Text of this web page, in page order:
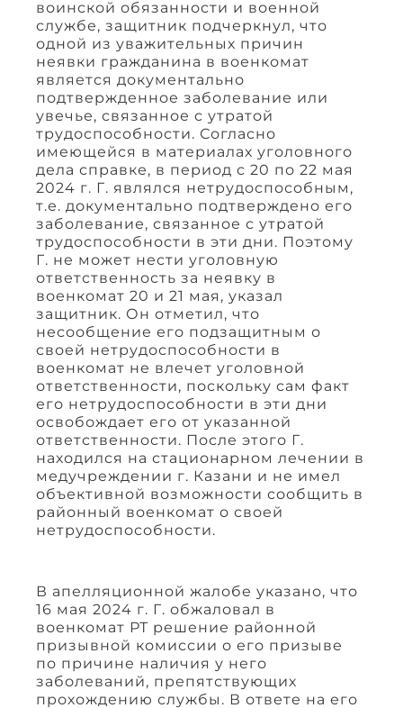
воинской обязанности и военной
службе, защитник подчеркнул, что
одной из уважительных причин
неявки гражданина в военкомат
является документально
подтвержденное заболевание или
увечье, связанное с утратой
трудоспособности. Согласно
имеющейся в материалах уголовного
дела справке, в период с 20 по 22 мая
2024 г. Г. являлся нетрудоспособным,
т.е. документально подтверждено его
заболевание, связанное с утратой
трудоспособности в эти дни. Поэтому
Г. не может нести уголовную
ответственность за неявку в
военкомат 20 и 21 мая, указал
защитник. Он отметил, что
несообщение его подзащитным о
своей нетрудоспособности в
военкомат не влечет уголовной
ответственности, поскольку сам факт
его нетрудоспособности в эти дни
освобождает его от указанной
ответственности. После этого Г.
находился на стационарном лечении в
медучреждении г. Казани и не имел
объективной возможности сообщить в
районный военкомат о своей
нетрудоспособности.
В апелляционной жалобе указано, что
16 мая 2024 г. Г. обжаловал в
военкомат РТ решение районной
призывной комиссии о его призыве
по причине наличия у него
заболеваний, препятствующих
прохождению службы. В ответе на его